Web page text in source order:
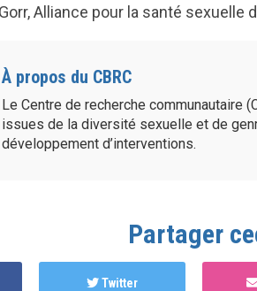
Alliance pour la santé sexuelle
À propos du CBRC
Le Centre de recherche communautaire
issues de la diversité sexuelle et de
développement d’interventions.
Partager
Twitter